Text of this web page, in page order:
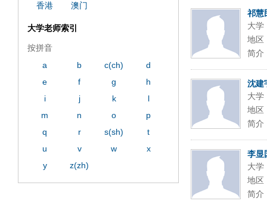
祁慧
大学
地区
简介
沈建
大学
地区
简介
李显
大学
地区
简介
香港
澳门
大学老师索引
按拼音
a
b c(ch)
d
e
f g
h
i
j k
l
m
n o
p
q
r s(sh)
t
u
v w
x
y
z(zh)